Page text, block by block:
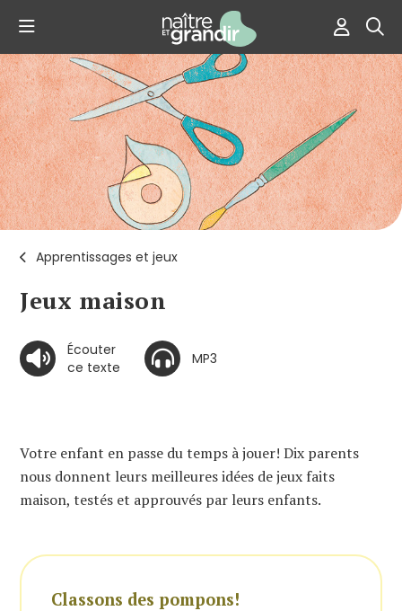
Apprentissages et jeux
Jeux maison
Écouter
ce texte
MP3
Votre enfant en passe du temps à jouer! Dix parents
nous donnent leurs meilleures idées de jeux faits
maison, testés et approuvés par leurs enfants.
Classons des pompons!